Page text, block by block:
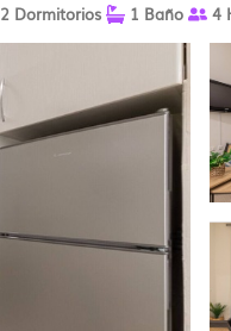
2 Dormitorios 1 Baño 4